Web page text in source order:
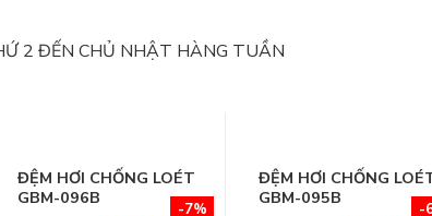
2 ĐẾN CHỦ NHẬT HÀNG TUẦN
-7%
ĐỆM HƠI CHỐNG LOÉT
GBM-096B
-
ĐỆM HƠI CHỐNG
GBM-095B